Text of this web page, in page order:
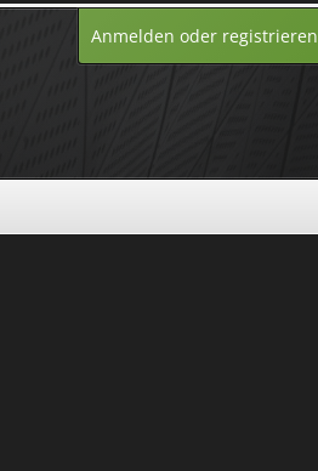
Anmelden oder registrieren